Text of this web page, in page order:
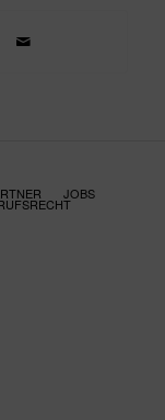
JOBS